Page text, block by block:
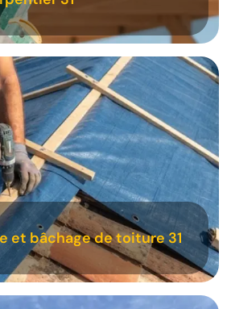
et bâchage de toiture 31